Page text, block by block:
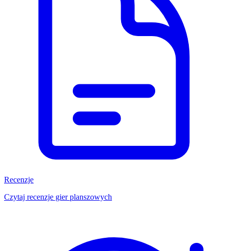
Recenzje
Czytaj recenzje gier planszowych